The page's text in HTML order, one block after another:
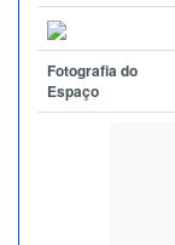
Fotografia do
Espaço